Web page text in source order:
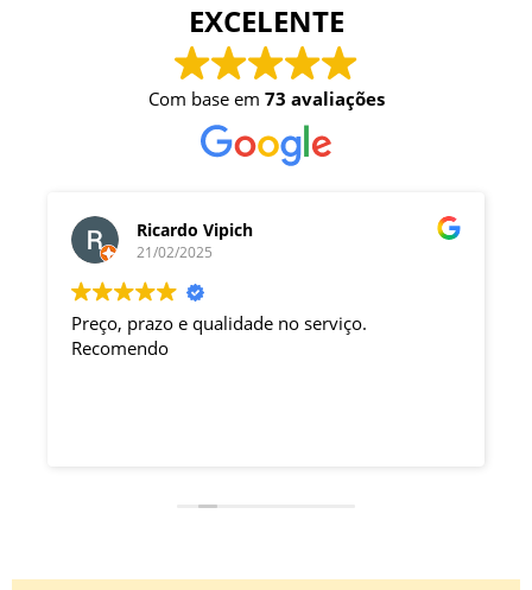
EXCELENTE
Com base em 73 avaliações
Marcelo Cunha
20/02/2025
Empresa que preza pela satisfação do cliente,
parabéns.